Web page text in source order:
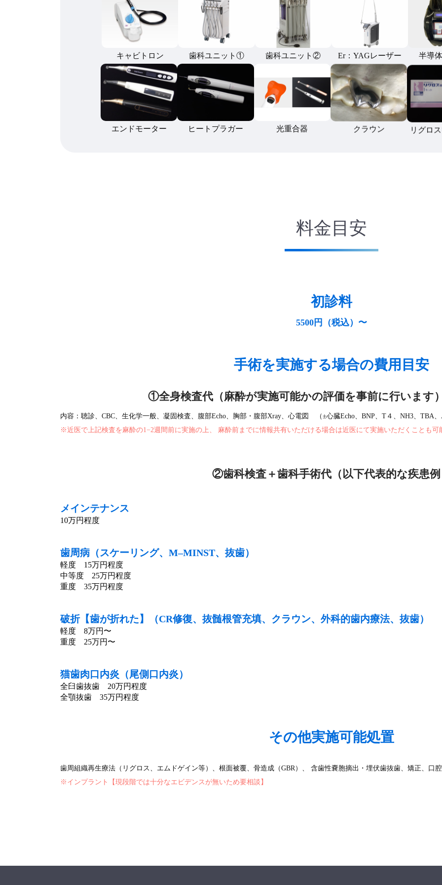
キャビトロン 歯科ユニット① 歯科ユニット② Er：YAGレーザー 半導
エンドモーター ヒートプラガー 光重合器 クラウン リグロ
料金目安
初診料
5500円（税込）〜
手術を実施する場合の費用目安
①全身検査代（麻酔が実施可能かの評価を事前に行います
内容：聴診、CBC、生化学一般、凝固検査、腹部Echo、胸部・腹部Xray、心電図 （±心臓Echo、BNP、T４、NH3、TBA
※近医で上記検査を麻酔の1−2週間前に実施の上、 麻酔前までに情報共有いただける場合は近医にて実施いただくことも可
②歯科検査＋歯科手術代（以下代表的な疾患
メインテナンス
10万円程度
歯周病（スケーリング、M–MINST、抜歯）
軽度 15万円程度
中等度 25万円程度
重度 35万円程度
破折【歯が折れた】（CR修復、抜髄根管充填、クラウン、外科的歯内療法、抜歯）
軽度 8万円〜
重度 25万円〜
猫歯肉口内炎（尾側口内炎）
全臼歯抜歯 20万円程度
全顎抜歯 35万円程度
その他実施可能処置
歯周組織再生療法（リグロス、エムドゲイン等）、根面被覆、骨造成（GBR）、 含歯性嚢胞摘出・埋伏歯抜歯、矯正、口
※インプラント【現段階では十分なエビデンスが無いため要相談】